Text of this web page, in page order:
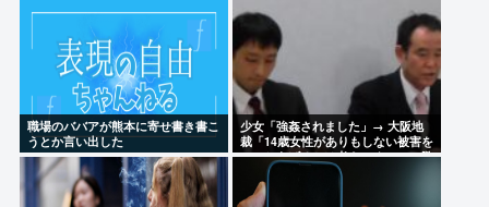
職場のババアが熊本に寄せ書き書こ
うとか言い出した
少女「強姦されました」→ 大阪地
裁「14歳女性がありもしない被害を
でっちあげるとは考えにくい」→懲
役12年→元少女「嘘でしたw」